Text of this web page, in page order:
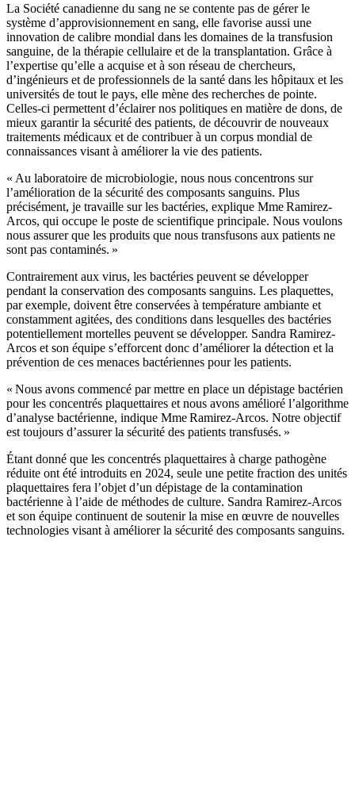
La Société canadienne du sang ne se contente pas de gérer le
système d’approvisionnement en sang, elle favorise aussi une
innovation de calibre mondial dans les domaines de la transfusion
sanguine, de la thérapie cellulaire et de la transplantation. Grâce à
l’expertise qu’elle a acquise et à son réseau de chercheurs,
d’ingénieurs et de professionnels de la santé dans les hôpitaux et les
universités de tout le pays, elle mène des recherches de pointe.
Celles-ci permettent d’éclairer nos politiques en matière de dons, de
mieux garantir la sécurité des patients, de découvrir de nouveaux
traitements médicaux et de contribuer à un corpus mondial de
connaissances visant à améliorer la vie des patients.
« Au laboratoire de microbiologie, nous nous concentrons sur
l’amélioration de la sécurité des composants sanguins. Plus
précisément, je travaille sur les bactéries, explique Mme Ramirez-
Arcos, qui occupe le poste de scientifique principale. Nous voulons
nous assurer que les produits que nous transfusons aux patients ne
sont pas contaminés. »
Contrairement aux virus, les bactéries peuvent se développer
pendant la conservation des composants sanguins. Les plaquettes,
par exemple, doivent être conservées à température ambiante et
constamment agitées, des conditions dans lesquelles des bactéries
potentiellement mortelles peuvent se développer. Sandra Ramirez-
Arcos et son équipe s’efforcent donc d’améliorer la détection et la
prévention de ces menaces bactériennes pour les patients.
« Nous avons commencé par mettre en place un dépistage bactérien
pour les concentrés plaquettaires et nous avons amélioré l’algorithme
d’analyse bactérienne, indique Mme Ramirez-Arcos. Notre objectif
est toujours d’assurer la sécurité des patients transfusés. »
Étant donné que les concentrés plaquettaires à charge pathogène
réduite ont été introduits en 2024, seule une petite fraction des unités
plaquettaires fera l’objet d’un dépistage de la contamination
bactérienne à l’aide de méthodes de culture. Sandra Ramirez-Arcos
et son équipe continuent de soutenir la mise en œuvre de nouvelles
technologies visant à améliorer la sécurité des composants sanguins.